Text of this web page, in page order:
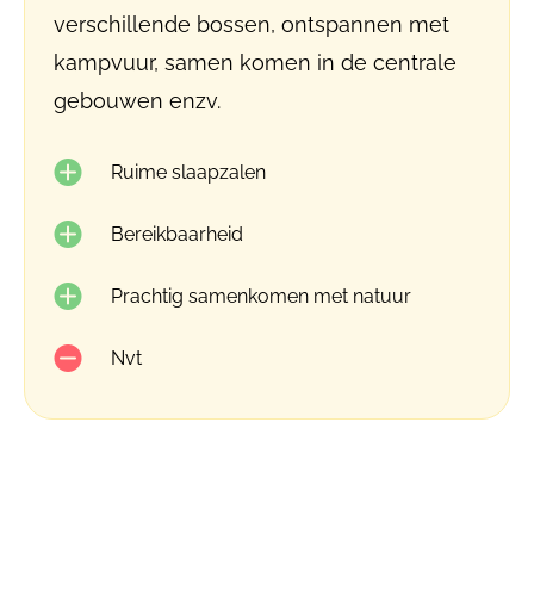
verschillende bossen, ontspannen met
kampvuur, samen komen in de centrale
gebouwen enzv.
Ruime slaapzalen
Bereikbaarheid
Prachtig samenkomen met natuur
Nvt